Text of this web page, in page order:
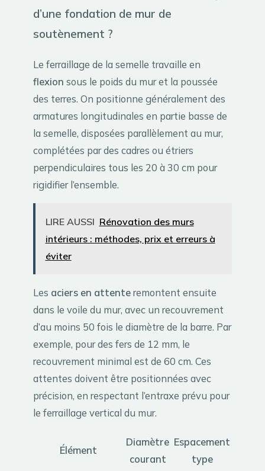
d’une fondation de mur de
soutènement ?
Le ferraillage de la semelle travaille en
flexion sous le poids du mur et la poussée
des terres. On positionne généralement des
armatures longitudinales en partie basse de
la semelle, disposées parallèlement au mur,
complétées par des cadres ou étriers
perpendiculaires tous les 20 à 30 cm pour
rigidifier l’ensemble.
LIRE AUSSI Rénovation des murs
intérieurs : méthodes, prix et erreurs à
éviter
Les aciers en attenteremontent ensuite
dans le voile du mur, avec un recouvrement
d’au moins 50 fois le diamètre de la barre. Par
exemple, pour des fers de 12 mm, le
recouvrement minimal est de 60 cm. Ces
attentes doivent être positionnées avec
précision, en respectant l’entraxe prévu pour
le ferraillage vertical du mur.
Élément
Diamètre
courant
Espacement
type